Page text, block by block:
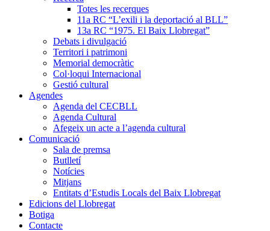
Totes les recerques
11a RC “L’exili i la deportació al BLL”
13a RC “1975. El Baix Llobregat”
Debats i divulgació
Territori i patrimoni
Memorial democràtic
Col·loqui Internacional
Gestió cultural
Agendes
Agenda del CECBLL
Agenda Cultural
Afegeix un acte a l’agenda cultural
Comunicació
Sala de premsa
Butlletí
Notícies
Mitjans
Entitats d’Estudis Locals del Baix Llobregat
Edicions del Llobregat
Botiga
Contacte